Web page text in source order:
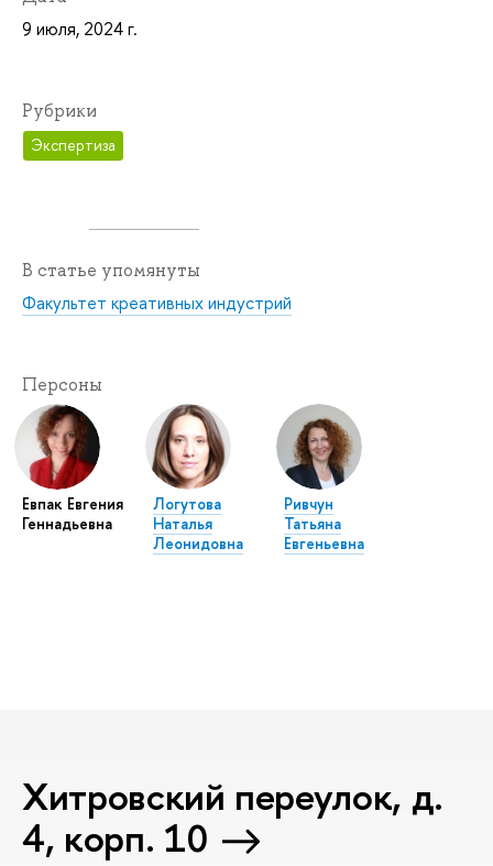
9 июля, 2024 г.
Рубрики
Экспертиза
В статье упомянуты
Факультет креативных индустрий
Персоны
Евпак Евгения
Геннадьевна
Логутова
Наталья
Леонидовна
Ривчун
Татьяна
Евгеньевна
Хитровский переулок, д.
4, корп. 10